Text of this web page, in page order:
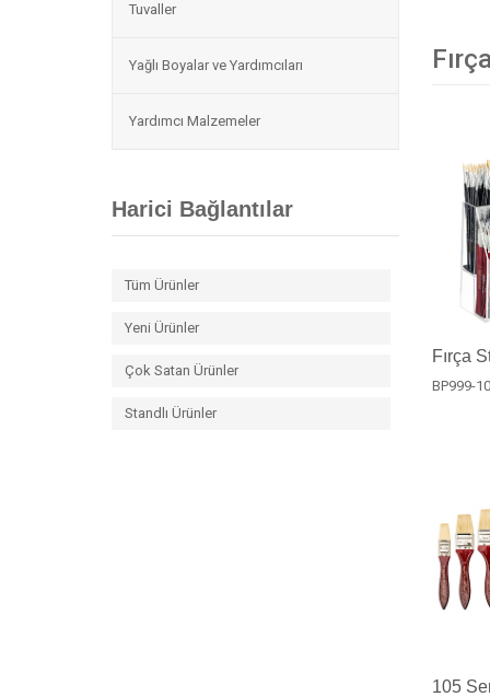
Tuvaller
Yağlı Boyalar ve Yardımcıları
Yardımcı Malzemeler
Harici Bağlantılar
Tüm Ürünler
Yeni Ürünler
Çok Satan Ürünler
Standlı Ürünler
Fırça
BP999-10
105